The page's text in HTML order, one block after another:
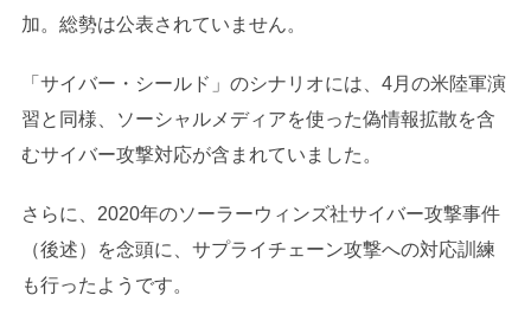
加。総勢は公表されていません。
「サイバー・シールド」のシナリオには、4月の米陸軍演
習と同様、ソーシャルメディアを使った偽情報拡散を含
むサイバー攻撃対応が含まれていました。
さらに、2020年のソーラーウィンズ社サイバー攻撃事件
（後述）を念頭に、サプライチェーン攻撃への対応訓練
も行ったようです。